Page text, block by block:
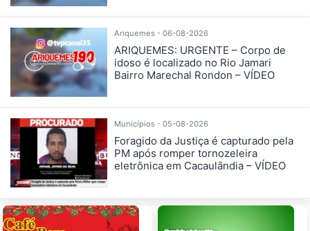
Ariquemes - 06-08-2026
ARIQUEMES: URGENTE – Corpo de
idoso é localizado no Rio Jamari
Bairro Marechal Rondon – VÍDEO
Municípios - 05-08-2026
Foragido da Justiça é capturado pela
PM após romper tornozeleira
eletrônica em Cacaulândia – VÍDEO